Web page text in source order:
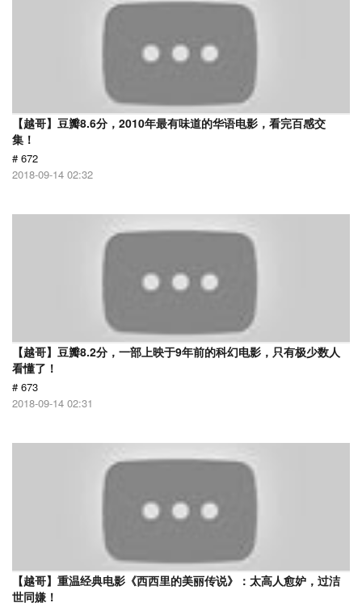
【越哥】豆瓣8.6分，2010年最有味道的华语电影，看完百感交
集！
# 672
2018-09-14 02:32
【越哥】豆瓣8.2分，一部上映于9年前的科幻电影，只有极少数人
看懂了！
# 673
2018-09-14 02:31
【越哥】重温经典电影《西西里的美丽传说》：太高人愈妒，过洁
世同嫌！